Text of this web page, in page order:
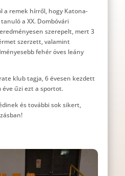
remek hírről, hogy Katona-
a XX. Dombóvári
szerepelt, mert 3
szerzett, valamint
fehér öves leány
klub tagja, 6 évesen kezdett
űzi ezt a sportot.
és további sok sikert,